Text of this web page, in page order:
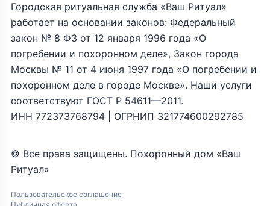
© Все права защищены. Похоронный дом «Ваш
Ритуал»
Пользовательское соглашение
Городская ритуальная служба «Ваш Ритуал»
работает на основании законов: Федеральный
закон № 8 ФЗ от 12 января 1996 года «О
погребении и похоронном деле», Закон города
Москвы № 11 от 4 июня 1997 года «О погребении и
похоронном деле в городе Москве». Наши услуги
соответствуют ГОСТ Р 54611—2011.
ИНН 772373768794 | ОГРНИП 321774600292785